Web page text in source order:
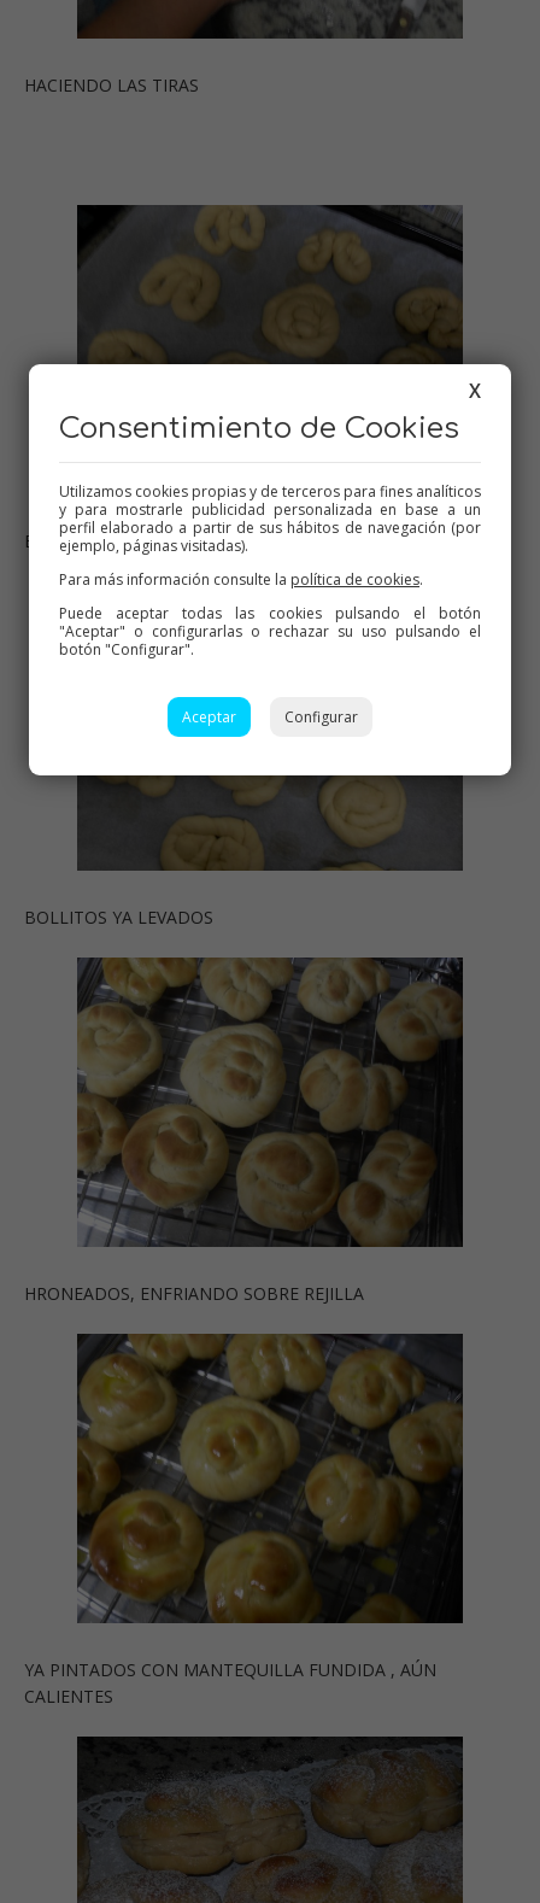
HACIENDO LAS TIRAS
BOLLITOS DE DIFERENTES FORMAS, SIN LEVAR
BOLLITOS YA LEVADOS
HRONEADOS, ENFRIANDO SOBRE REJILLA
YA PINTADOS CON MANTEQUILLA FUNDIDA , AÚN
CALIENTES
X
Consentimiento de Cookies
Utilizamos cookies propias y de terceros para fines analíticos
y para mostrarle publicidad personalizada en base a un
perfil elaborado a partir de sus hábitos de navegación (por
ejemplo, páginas visitadas).
Para más información consulte la política de cookies.
Puede aceptar todas las cookies pulsando el botón
"Aceptar" o configurarlas o rechazar su uso pulsando el
botón "Configurar".
Aceptar Configurar